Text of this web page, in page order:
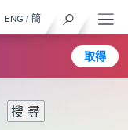
取得
ENG / 簡